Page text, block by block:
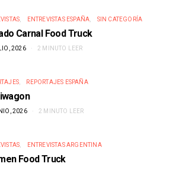
ENTREVISTAS ESPAÑA SIN CATEGORÍA
Carnal Food Truck
2026 2 MINUTO LEER
REPORTAJES ESPAÑA
2026 2 MINUTO LEER
ENTREVISTAS ARGENTINA
Food Truck